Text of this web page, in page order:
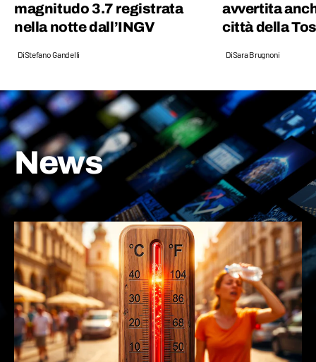
magnitudo 3.7 registrata
nella notte dall’INGV
DiStefano Gandelli
avvertita
città della
DiSara Brugnoni
News